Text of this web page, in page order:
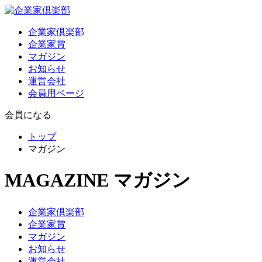
企業家倶楽部
企業家賞
マガジン
お知らせ
運営会社
会員用ページ
会員になる
トップ
マガジン
MAGAZINE マガジン
企業家倶楽部
企業家賞
マガジン
お知らせ